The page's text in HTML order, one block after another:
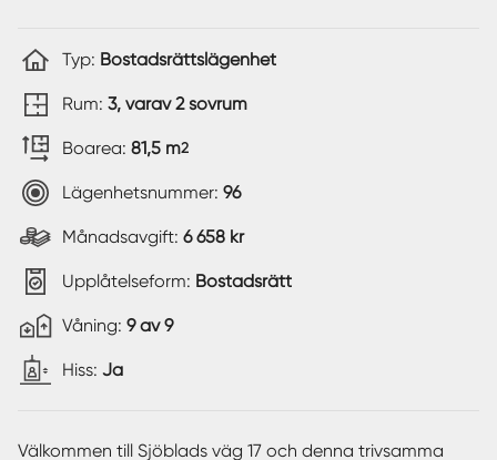
Typ: Bostadsrättslägenhet
Rum: 3, varav 2 sovrum
Boarea: 81,5 m2
Lägenhetsnummer: 96
Månadsavgift: 6 658 kr
Upplåtelseform: Bostadsrätt
Våning: 9 av 9
Hiss: Ja
Välkommen till Sjöblads väg 17 och denna trivsamma